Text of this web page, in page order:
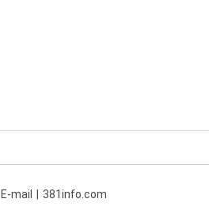
E-mail 381info.com